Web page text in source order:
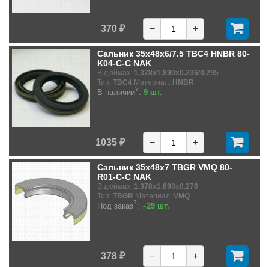
370 ₽ − +
Сальник 35x48x6/7.5 TBC4 HNBR 80-
K04-C-C NAK
В дюймах: 1.378x1.890x0.236/0.295
Тип: TBC4 Материал: HNBR
В наличии?: 9 шт.
1035 ₽ − +
Сальник 35x48x7 TBGR VMQ 80-
R01-C-C NAK
В дюймах: 1.378x1.890x0.276
Тип: TBGR Материал: VMQ
Под заказ?: ~29 шт.
378 ₽ − +